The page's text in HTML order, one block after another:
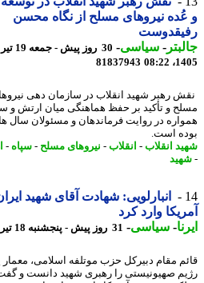
نیروهای مسلح از نگاه محسن
-سیاسی-
30 روز پیش - جمعه 19 تیر
81837943
رهبر شهید انقلاب در سازمان دهی نیروهای
و تأکید بر حفظ هماهنگی میان ارتش و
در روایت فرماندهان و مسئولان سال های
است.
انقلاب-انقلاب-نیروهای مسلح-سپاه-
انبارلویی: شهادت آقای شهید ایران
وارد کرد
-سیاسی-31 روز پیش - پنجشنبه 18 تیر 1405، 08:10
مقام دبیرکل حزب موتلفه اسلامی، معمار
صهیونیستی را رهبری شهید دانست و گفت: